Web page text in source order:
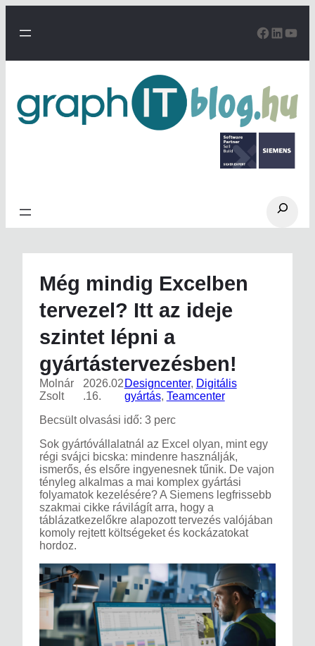
tartalomhoz
Search
Még mindig Excelben
tervezel? Itt az ideje
szintet lépni a
gyártástervezésben!
Molnár
Zsolt
2026.02
.16.
Designcenter, Digitális
gyártás, Teamcenter
Becsült olvasási idő: 3 perc
Sok gyártóvállalatnál az Excel olyan, mint egy
régi svájci bicska: mindenre használják,
ismerős, és elsőre ingyenesnek tűnik. De vajon
tényleg alkalmas a mai komplex gyártási
folyamatok kezelésére? A Siemens legfrissebb
szakmai cikke rávilágít arra, hogy a
táblázatkezelőkre alapozott tervezés valójában
komoly rejtett költségeket és kockázatokat
hordoz.